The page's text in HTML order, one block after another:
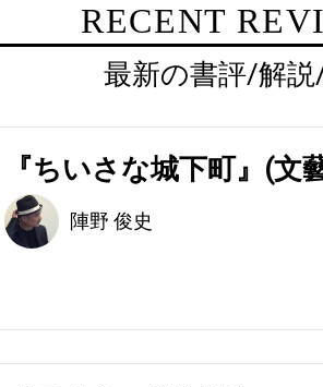
RECENT
最新の書評/解
『ちいさな城下町』(文
陣野 俊史